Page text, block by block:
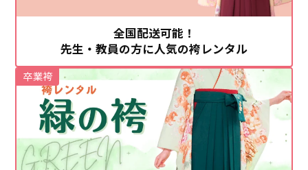
全国配送可能！
先生・教員の方に人気の袴レンタル
卒業袴